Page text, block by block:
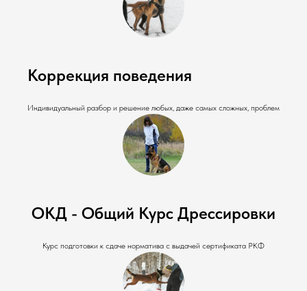
Коррекция поведения
Индивидуальный разбор и решение любых, даже самых сложных, проблем
ОКД - Общий Курс Дрессировки
Курс подготовки к сдаче норматива с выдачей сертификата РКФ